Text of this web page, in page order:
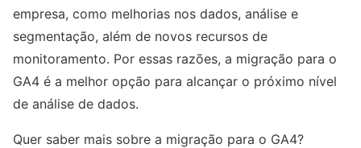
empresa, como melhorias nos dados, análise e
segmentação, além de novos recursos de
monitoramento. Por essas razões, a migração para o
GA4 é a melhor opção para alcançar o próximo nível
de análise de dados.
Quer saber mais sobre a migração para o GA4?